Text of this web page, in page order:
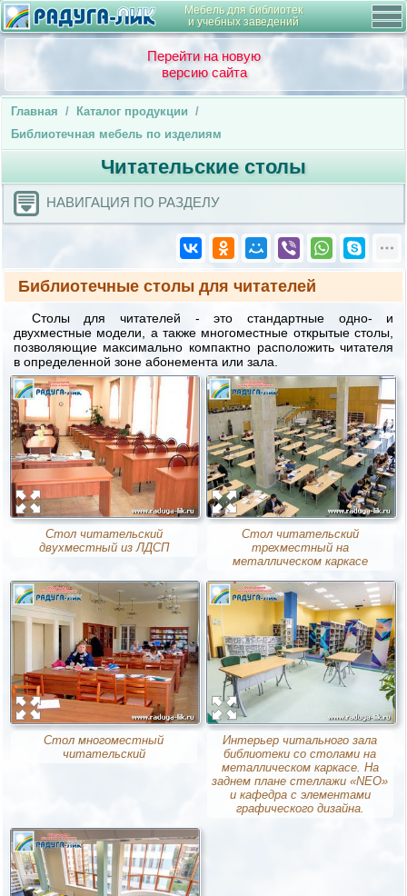
Мебель для библиотек
и учебных заведений
Перейти на новую
версию сайта
Главная / Каталог продукции /
Библиотечная мебель по изделиям
Читательские столы
НАВИГАЦИЯ ПО РАЗДЕЛУ
Библиотечные столы для читателей
Столы для читателей - это стандартные одно- и
двухместные модели, а также многоместные открытые столы,
позволяющие максимально компактно расположить читателя
в определенной зоне абонемента или зала.
Стол читательский
двухместный из ЛДСП
Стол читательский
трехместный на
металлическом каркасе
Стол многоместный
читательский
Интерьер читального зала
библиотеки со столами на
металлическом каркасе. На
заднем плане стеллажи «NEO»
и кафедра с элементами
графического дизайна.